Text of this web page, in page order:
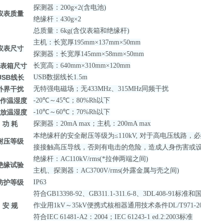
表质量
探测器：200g×2(含电池)
绝缘杆：430g×2
总质量：6kg(含仪表箱和绝缘杆)
表尺寸
主机：长宽厚195mm×137mm×50mm
探测器：长宽厚145mm×58mm×50mm
箱尺寸 长宽高：640mm×310mm×120mm
线长 USB数据线长1.5m
界干扰 无特强电磁场 ；无433MHz、315MHz 同频干扰
温湿度 -20℃～45℃；80%Rh以下
温湿度 -10℃～60℃；70%Rh以下
功 耗 探测器：20mA max；主机：200mA max
压等级
本绝缘杆的安全耐压等级为≤110kV, 对于高电压线路，
接接触高压导线，否则有电击的危险，造成人身伤害或
缘试验
绝缘杆：AC110kV/rms(*拉伸两端之间)
主机、探测器：AC3700V/rms(外露金属与壳之间)
护等级 IP63
安 规
符合GB13398-92、GB311.1-311.6-8、3DL408-91标准
作业用1kV ～35kV便携式核相器通用技术条件DL/T971-
符合IEC 61481-A2：2004；IEC 61243-1 ed.2:2003标准